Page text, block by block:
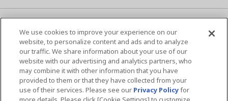
お母さん向けケア商品
ムーニー 病産院用
ムーニー寝具
商品検索
アプリ紹介
育児体験談
ムーニーちゃん学級
ムーニーアプリのご案内
育児体験談
子育て向け記事
夜間のおもらし大調査
おむつの選び方
MOVIE & CM
ムーニーの編集ポリシー
サイトマップ
Global Website
ユニ・チャームHOME お問い合わせ
ウェブサイト利用規約 プライバシーポリシー
We use cookies to improve your experience on our
website, to personalize content and ads and to analyze
our traffic. We share information about your use of our
website with our advertising and analytics partners, who
may combine it with other information that you have
provided to them or that they have collected from your
use of their services. Please see our Privacy Policyfor